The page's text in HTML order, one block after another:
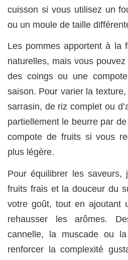
cuisson si vous utilisez un
ou un moule de taille
Les pommes apportent à la
naturel­les, mais vous
des coings ou une
saison. Pour varier la
sarrasin, de riz complet ou
partiellement le beurre par
compote de fruits si vous
plus légère.
Pour équilibrer les saveurs,
fruits frais et la douceur du
votre goût, tout en ajoutant
rehausser les arômes.
cannelle, la muscade ou
renforcer la complexité